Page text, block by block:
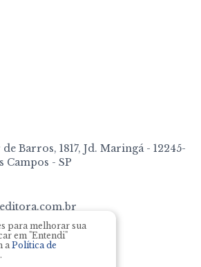
Barros, 1817, Jd. Maringá - 12245-
Campos - SP
para melhorar sua
em "Entendi"
aPolítica de